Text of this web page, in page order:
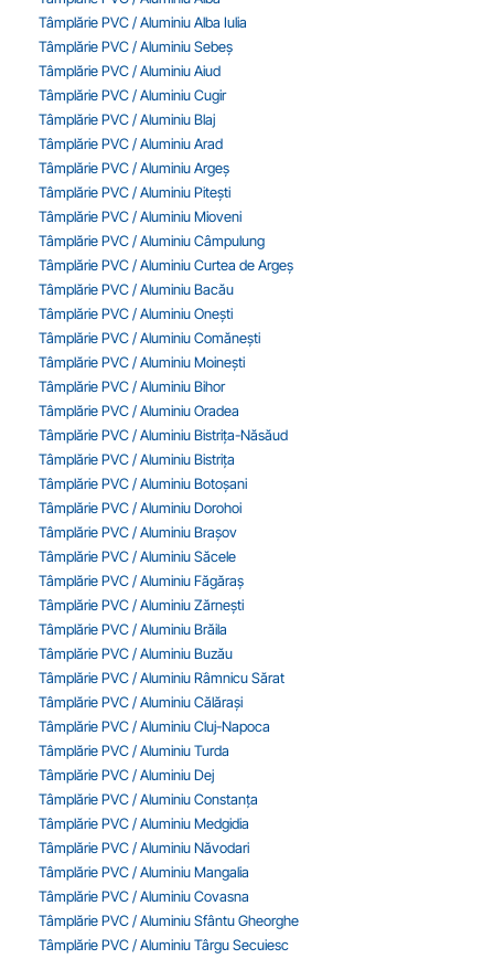
Tâmplărie PVC / Aluminiu Alba Iulia
Tâmplărie PVC / Aluminiu Sebeș
Tâmplărie PVC / Aluminiu Aiud
Tâmplărie PVC / Aluminiu Cugir
Tâmplărie PVC / Aluminiu Blaj
Tâmplărie PVC / Aluminiu Arad
Tâmplărie PVC / Aluminiu Argeș
Tâmplărie PVC / Aluminiu Pitești
Tâmplărie PVC / Aluminiu Mioveni
Tâmplărie PVC / Aluminiu Câmpulung
Tâmplărie PVC / Aluminiu Curtea de Argeș
Tâmplărie PVC / Aluminiu Bacău
Tâmplărie PVC / Aluminiu Onești
Tâmplărie PVC / Aluminiu Comănești
Tâmplărie PVC / Aluminiu Moinești
Tâmplărie PVC / Aluminiu Bihor
Tâmplărie PVC / Aluminiu Oradea
Tâmplărie PVC / Aluminiu Bistrița-Năsăud
Tâmplărie PVC / Aluminiu Bistrița
Tâmplărie PVC / Aluminiu Botoșani
Tâmplărie PVC / Aluminiu Dorohoi
Tâmplărie PVC / Aluminiu Brașov
Tâmplărie PVC / Aluminiu Săcele
Tâmplărie PVC / Aluminiu Făgăraș
Tâmplărie PVC / Aluminiu Zărnești
Tâmplărie PVC / Aluminiu Brăila
Tâmplărie PVC / Aluminiu Buzău
Tâmplărie PVC / Aluminiu Râmnicu Sărat
Tâmplărie PVC / Aluminiu Călărași
Tâmplărie PVC / Aluminiu Cluj-Napoca
Tâmplărie PVC / Aluminiu Turda
Tâmplărie PVC / Aluminiu Dej
Tâmplărie PVC / Aluminiu Constanța
Tâmplărie PVC / Aluminiu Medgidia
Tâmplărie PVC / Aluminiu Năvodari
Tâmplărie PVC / Aluminiu Mangalia
Tâmplărie PVC / Aluminiu Covasna
Tâmplărie PVC / Aluminiu Sfântu Gheorghe
Tâmplărie PVC / Aluminiu Târgu Secuiesc